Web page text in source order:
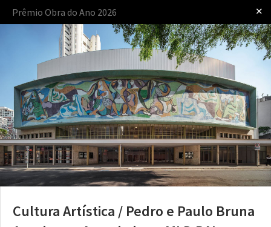
Iniciar sessão
apresentado por
O Prêmio O Processo As Regras
Prêmio Obra do Ano 2026 ✕
Cultura Artística / Pedro e Paulo Bruna